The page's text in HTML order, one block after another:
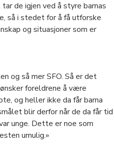
de igjen ved å styre barnas
så i stedet for å få utforske
og situasjoner som er
og så mer SFO. Så er det
foreldrene å være
og heller ikke da får barna
blir derfor når de da får tid
unge. Dette er noe som
umulig.»